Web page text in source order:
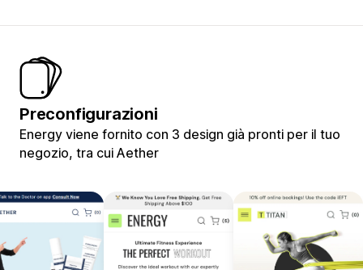
Preconfigurazioni
Energy viene fornito con 3 design già pronti per il tuo
negozio, tra cui Aether